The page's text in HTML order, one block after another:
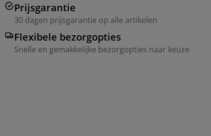
Prijsgarantie
30 dagen prijsgarantie op alle artikelen
Flexibele bezorgopties
Snelle en gemakkelijke bezorgopties naar keuze